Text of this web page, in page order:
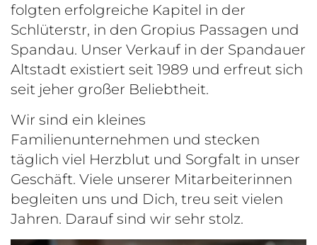
folgten erfolgreiche Kapitel in der
Schlüterstr, in den Gropius Passagen und
Spandau. Unser Verkauf in der Spandauer
Altstadt existiert seit 1989 und erfreut sich
seit jeher großer Beliebtheit.
Wir sind ein kleines
Familienunternehmen und stecken
täglich viel Herzblut und Sorgfalt in unser
Geschäft. Viele unserer Mitarbeiterinnen
begleiten uns und Dich, treu seit vielen
Jahren. Darauf sind wir sehr stolz.